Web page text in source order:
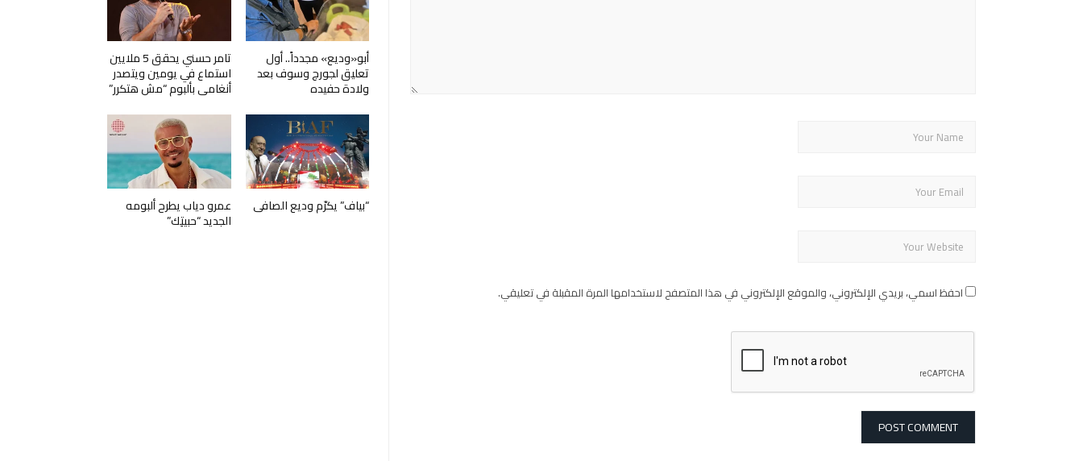
احفظ اسمي، بريدي الإلكتروني، والموقع الإلكتروني في هذا المتصفح لاستخدامها المرة المقبلة في تعليقي.
أبو«وديع» مجدداً.. أول
تعليق لجورج وسوف بعد
ولادة حفيده
تامر حسني يحقق 5 ملايين
استماع في يومين ويتصدر
أنغامي بألبوم “مش هتكرر”
“بياف” يكرّم وديع الصافي عمرو دياب يطرح ألبومه
الجديد “حبيتِك”